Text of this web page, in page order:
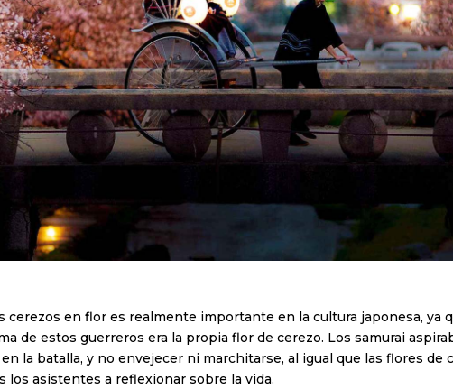
cerezos en flor es realmente importante en la cultura japonesa, ya
de estos guerreros era la propia flor de cerezo. Los samurai
la batalla, y no envejecer ni marchitarse, al igual que las flores de
los asistentes a reflexionar sobre la vida.